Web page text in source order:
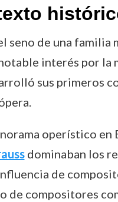
seno de una familia
interés por la
sus primeros
operístico
dominaban los
de
de compositores